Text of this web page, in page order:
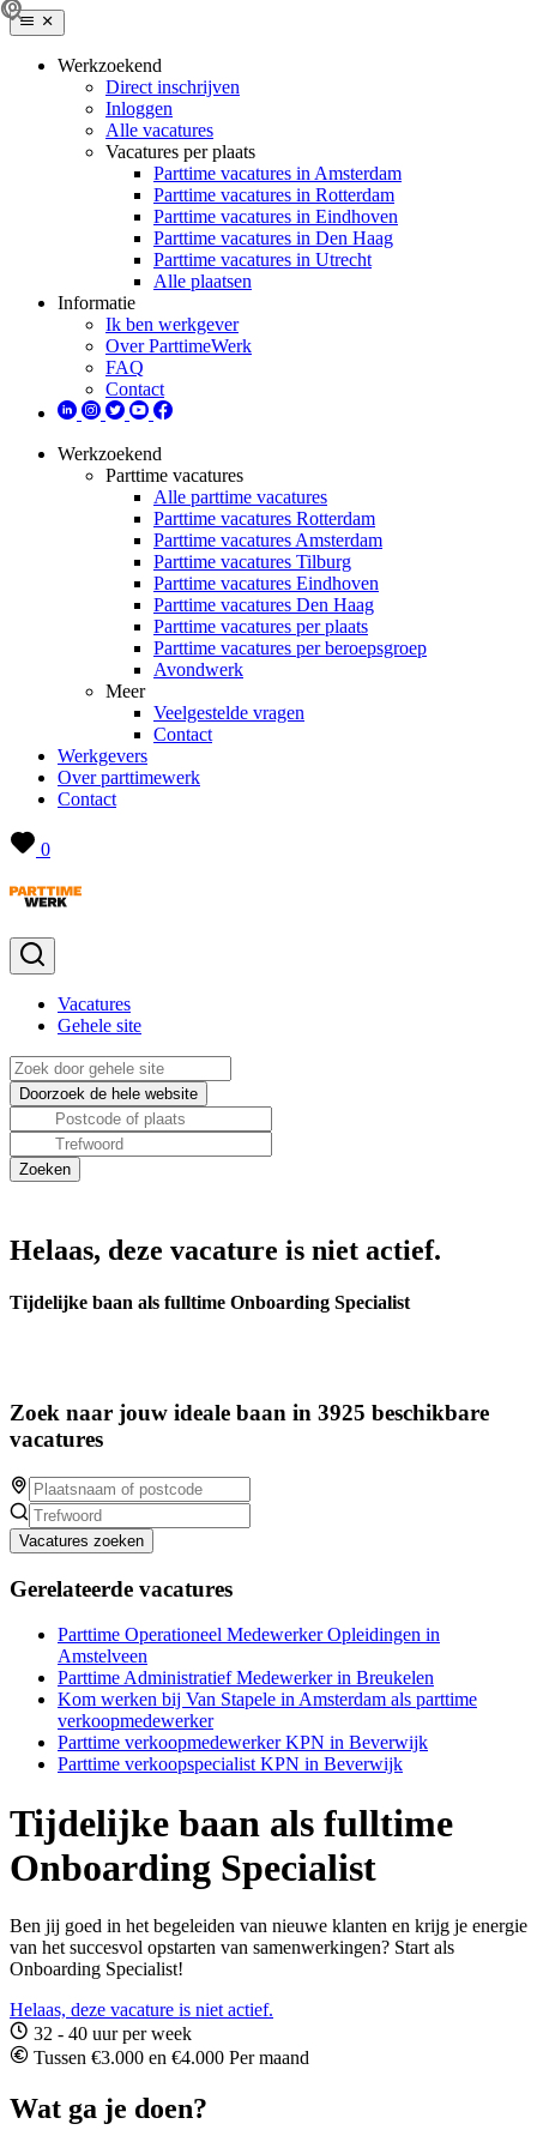
Werkzoekend
Direct inschrijven
Inloggen
Alle vacatures
Vacatures per plaats
Parttime vacatures in Amsterdam
Parttime vacatures in Rotterdam
Parttime vacatures in Eindhoven
Parttime vacatures in Den Haag
Parttime vacatures in Utrecht
Alle plaatsen
Informatie
Ik ben werkgever
Over ParttimeWerk
FAQ
Contact
Werkzoekend
Parttime vacatures
Alle parttime vacatures
Parttime vacatures Rotterdam
Parttime vacatures Amsterdam
Parttime vacatures Tilburg
Parttime vacatures Eindhoven
Parttime vacatures Den Haag
Parttime vacatures per plaats
Parttime vacatures per beroepsgroep
Avondwerk
Meer
Veelgestelde vragen
Contact
Werkgevers
Over parttimewerk
Contact
0
Vacatures
Gehele site
Helaas, deze vacature is niet actief.
Tijdelijke baan als fulltime Onboarding Specialist
Zoek naar jouw ideale baan in 3925 beschikbare
vacatures
Vacatures zoeken
Gerelateerde vacatures
Parttime Operationeel Medewerker Opleidingen in
Amstelveen
Parttime Administratief Medewerker in Breukelen
Kom werken bij Van Stapele in Amsterdam als parttime
verkoopmedewerker
Parttime verkoopmedewerker KPN in Beverwijk
Parttime verkoopspecialist KPN in Beverwijk
Tijdelijke baan als fulltime
Onboarding Specialist
Ben jij goed in het begeleiden van nieuwe klanten en krijg je energie
van het succesvol opstarten van samenwerkingen? Start als
Onboarding Specialist!
Helaas, deze vacature is niet actief.
32 - 40 uur per week
Tussen €3.000 en €4.000 Per maand
Wat ga je doen?